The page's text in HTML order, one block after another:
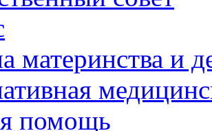
материнства и
помощь